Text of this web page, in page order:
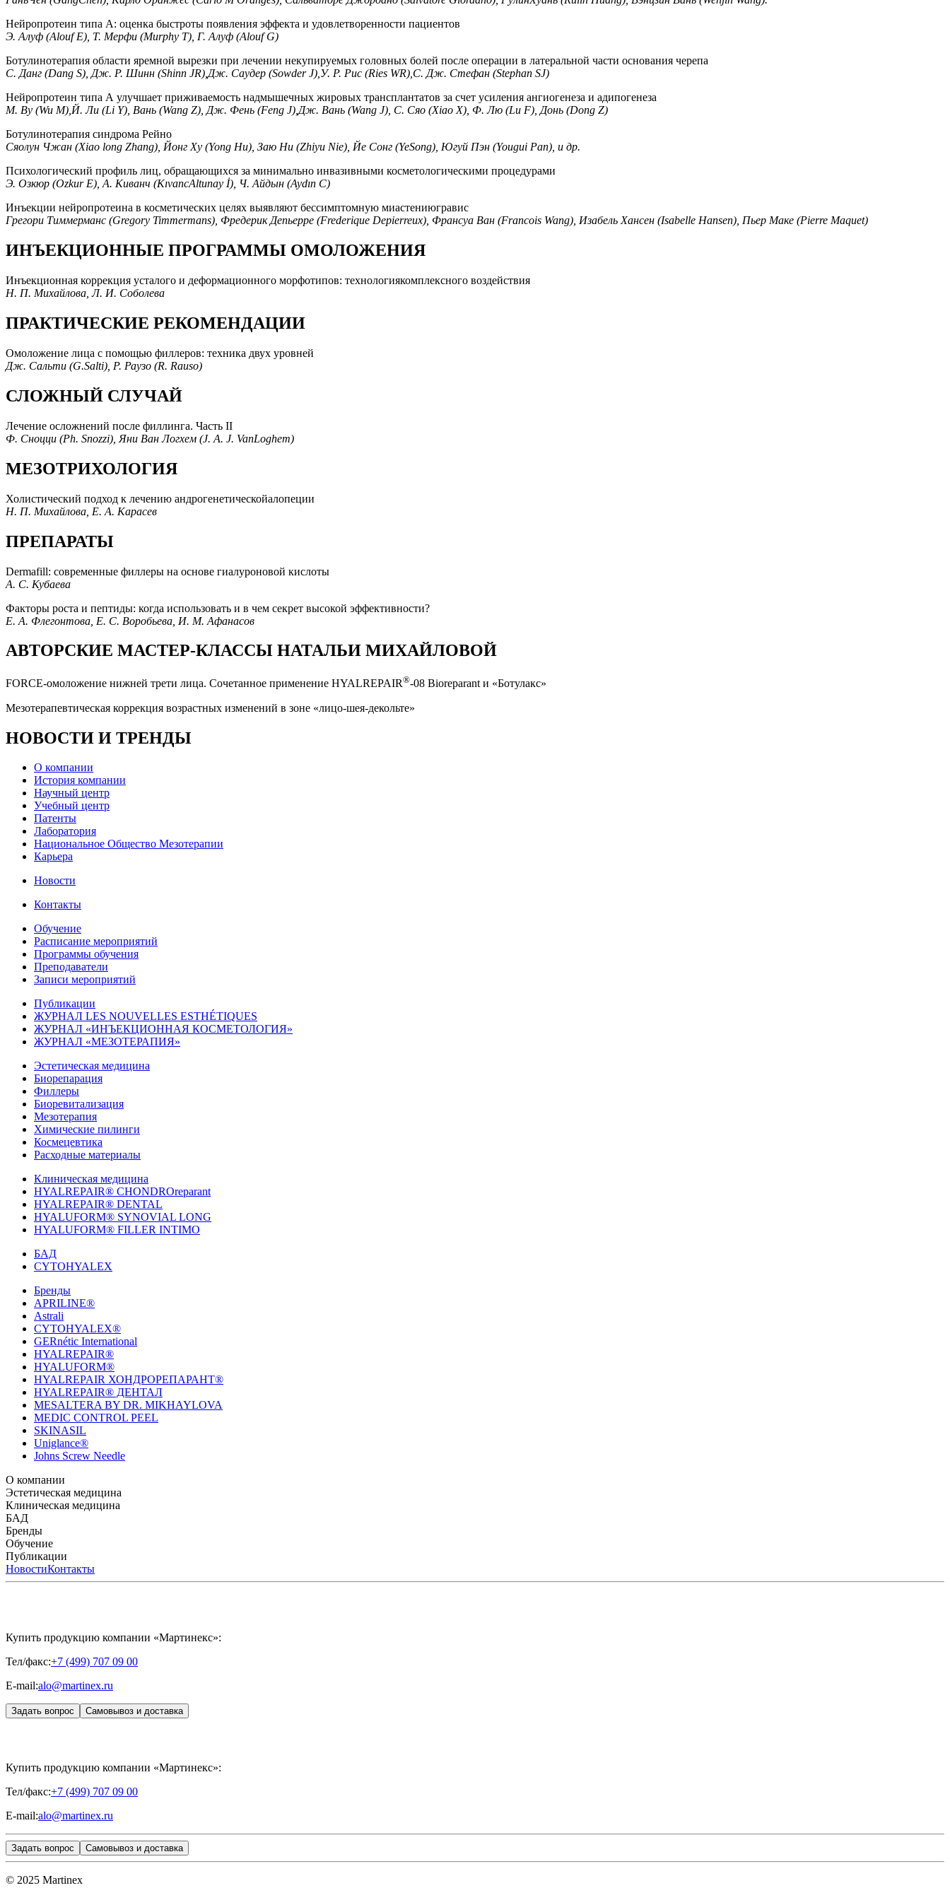
Нейропротеин типа А: оценка быстроты появления эффекта и удовлетворенности пациентов
Э. Алуф (Alouf E), Т. Мерфи (Murphy T), Г. Алуф (Alouf G)
Ботулинотерапия области яремной вырезки при лечении некупируемых головных болей после операции в латеральной части основания черепа
С. Данг (Dang S), Дж. Р. Шинн (Shinn JR),Дж. Саудер (Sowder J),У. Р. Рис (Ries WR),С. Дж. Стефан (Stephan SJ)
Нейропротеин типа А улучшает приживаемость надмышечных жировых трансплантатов за счет усиления ангиогенеза и адипогенеза
М. Ву (Wu M),Й. Ли (Li Y), Вань (Wang Z), Дж. Фень (Feng J),Дж. Вань (Wang J), С. Сяо (Xiao X), Ф. Лю (Lu F), Донь (Dong Z)
Ботулинотерапия синдрома Рейно
Сяолун Чжан (Xiao long Zhang), Йонг Ху (Yong Hu), Заю Ни (Zhiyu Nie), Йе Сонг (YeSong), Югуй Пэн (Yougui Pan), и др.
Психологический профиль лиц, обращающихся за минимально инвазивными косметологическими процедурами
Э. Озкюр (Ozkur E), А. Киванч (KıvancAltunay İ), Ч. Айдын (Aydın C)
Инъекции нейропротеина в косметических целях выявляют бессимптомную миастениюгравис
Грегори Тиммерманс (Gregory Timmermans), Фредерик Депьерре (Frederique Depierreux), Франсуа Ван (Francois Wang), Изабель Хансен (Isabelle Hansen), Пьер Маке (Pierre Maquet)
ИНЪЕКЦИОННЫЕ ПРОГРАММЫ ОМОЛОЖЕНИЯ
Инъекционная коррекция усталого и деформационного морфотипов: технологиякомплексного воздействия
Н. П. Михайлова, Л. И. Соболева
ПРАКТИЧЕСКИЕ РЕКОМЕНДАЦИИ
Омоложение лица с помощью филлеров: техника двух уровней
Дж. Сальти (G.Salti), Р. Раузо (R. Rauso)
СЛОЖНЫЙ СЛУЧАЙ
Лечение осложнений после филлинга. Часть II
Ф. Сноцци (Ph. Snozzi), Яни Ван Логхем (J. A. J. VanLoghem)
МЕЗОТРИХОЛОГИЯ
Холистический подход к лечению андрогенетическойалопеции
Н. П. Михайлова, Е. А. Карасев
ПРЕПАРАТЫ
Dermafill: современные филлеры на основе гиалуроновой кислоты
А. С. Кубаева
Факторы роста и пептиды: когда использовать и в чем секрет высокой эффективности?
Е. А. Флегонтова, Е. С. Воробьева, И. М. Афанасов
АВТОРСКИЕ МАСТЕР-КЛАССЫ НАТАЛЬИ МИХАЙЛОВОЙ
FORCE-омоложение нижней трети лица. Сочетанное применение HYALREPAIR®-08 Bioreparant и «Ботулакс»
Мезотерапевтическая коррекция возрастных изменений в зоне «лицо-шея-декольте»
НОВОСТИ И ТРЕНДЫ
О компании
История компании
Научный центр
Учебный центр
Патенты
Лаборатория
Национальное Общество Мезотерапии
Карьера
Новости
Контакты
Обучение
Расписание мероприятий
Программы обучения
Преподаватели
Записи мероприятий
Публикации
ЖУРНАЛ LES NOUVELLES ESTHÉTIQUES
ЖУРНАЛ «ИНЪЕКЦИОННАЯ КОСМЕТОЛОГИЯ»
ЖУРНАЛ «МЕЗОТЕРАПИЯ»
Эстетическая медицина
Биорепарация
Филлеры
Биоревитализация
Мезотерапия
Химические пилинги
Космецевтика
Расходные материалы
Клиническая медицина
HYALREPAIR® CHONDROreparant
HYALREPAIR® DENTAL
HYALUFORM® SYNOVIAL LONG
HYALUFORM® FILLER INTIMO
БАД
CYTOHYALEX
Бренды
APRILINE®
Astrali
CYTOHYALEX®
GERnétic International
HYALREPAIR®
HYALUFORM®
HYALREPAIR ХОНДРОРЕПАРАНТ®
HYALREPAIR® ДЕНТАЛ
MESALTERA BY DR. MIKHAYLOVA
MEDIC CONTROL PEEL
SKINASIL
Uniglance®
Johns Screw Needle
О компании
История компанииНаучный центр
Эстетическая медицина
БиорепарацияФиллерыБиоревитализация
Клиническая медицина
HYALREPAIR® CHONDROreparant
БАД
CYTOHYALEX
Бренды
APRILINE®
MIKHAYLOVA
Обучение
Расписание мероприятий
Публикации
ЖУРНАЛ LES NOUVELLES ESTHÉTIQUES
НовостиКонтакты
Купить продукцию компании «Мартинекс»:
Тел/факс:+7 (499) 707 09 00
E-mail:alo@martinex.ru
Задать вопрос Самовывоз и доставка
Купить продукцию компании «Мартинекс»:
Тел/факс:+7 (499) 707 09 00
E-mail:alo@martinex.ru
Задать вопрос Самовывоз и доставка
© 2025 Martinex